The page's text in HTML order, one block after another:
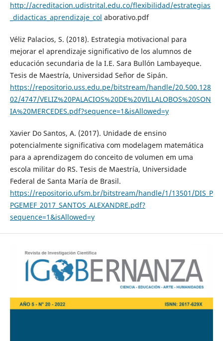
http://acreditacion.udistrital.edu.co/flexibilidad/estrategias
_didacticas_aprendizaje_col aborativo.pdf
Véliz Palacios, S. (2018). Estrategia motivacional para
mejorar el aprendizaje significativo de los alumnos de
educación secundaria de la I.E. Sara Bullón Lambayeque.
Tesis de Maestría, Universidad Señor de Sipán.
https://repositorio.uss.edu.pe/bitstream/handle/20.500.128
02/4747/VELIZ%20PALACIOS%20DE%20VILLALOBOS%20SON
IA%20MERCEDES.pdf?sequence=1&isAllowed=y
Xavier Do Santos, A. (2017). Unidade de ensino
potencialmente significativa com modelagem matemática
para a aprendizagem do conceito de volumen em uma
escola militar do RS. Tesis de Maestría, Universidade
Federal de Santa María de Brasil.
https://repositorio.ufsm.br/bitstream/handle/1/13501/DIS_P
PGEMEF_2017_SANTOS_ALEXANDRE.pdf?
sequence=1&isAllowed=y